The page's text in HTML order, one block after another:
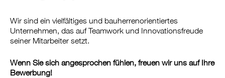
Wir sind ein vielfältiges und bauherrenorientiertes
Unternehmen, das auf Teamwork und Innovationsfreude
seiner Mitarbeiter setzt.
Wenn Sie sich angesprochen fühlen, freuen wir uns auf Ihre
Bewerbung!